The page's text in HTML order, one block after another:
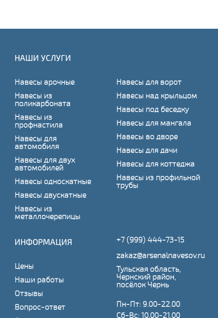
НАШИ УСЛУГИ
Навесы арочные
Навесы из
поликарбоната
Навесы из
профнастила
Навесы для
автомобиля
Навесы для двух
автомобилей
Навесы односкатные
Навесы двускатные
Навесы из
металлочерепицы
Навесы для ворот
Навесы над крыльцом
Навесы под беседку
Навесы для мангала
Навесы во дворе
Навесы для дачи
Навесы для коттеджа
Навесы из профильной
трубы
ИНФОРМАЦИЯ
Цены
Наши работы
Отзывы
Вопрос-ответ
+7 (999) 444-73-15
zakaz@arsenalnavesov.ru
Тульская область,
Чернский район,
посёлок Чернь
Пн-Пт: 9.00-22.00
Сб-Вс: 10.00-21.00